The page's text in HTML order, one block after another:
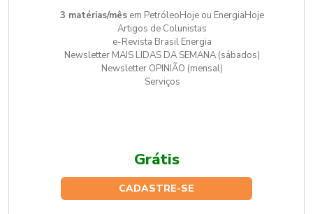
3 matérias/mês em PetróleoHoje ou EnergiaHoje
Artigos de Colunistas
e-Revista Brasil Energia
Newsletter MAIS LIDAS DA SEMANA (sábados)
Newsletter OPINIÃO (mensal)
Serviços
Grátis
CADASTRE-SE